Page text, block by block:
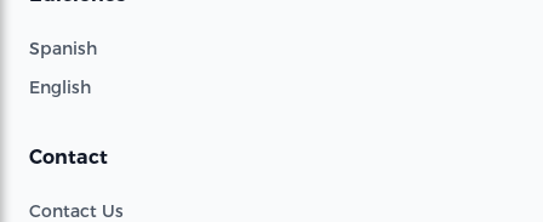
Spanish
English
Contact
Contact Us